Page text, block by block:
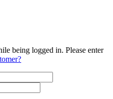
being logged in. Please enter